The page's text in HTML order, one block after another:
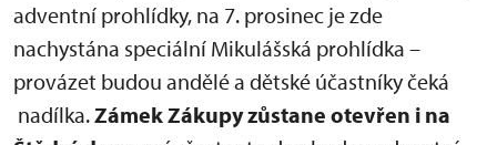
adventní prohlídky, na 7. prosinec je zde
nachystána speciální Mikulášská prohlídka –
provázet budou andělé a dětské účastníky čeká
nadílka.Zámek Zákupy zůstane otevřen i na